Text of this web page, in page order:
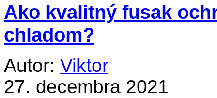
Ako kvalitný fusak
chladom?
Autor: Viktor
27. decembra 2021